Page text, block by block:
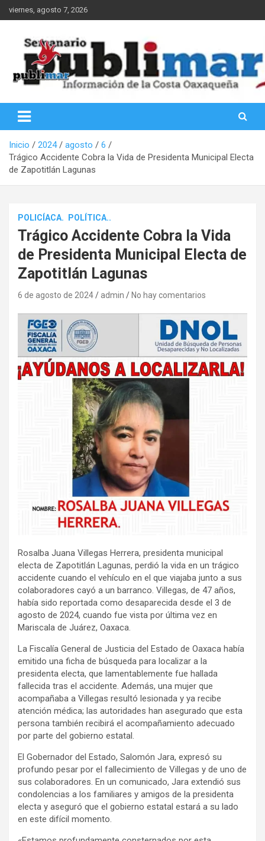
Saltar
al
viernes, agosto 7, 2026
PubliMar
Inicio 2024 agosto
6
Trágico Accidente Cobra la Vida de Presidenta Municipal Electa
de Zapotitlán Lagunas
POLICÍACA. POLÍTICA..
Trágico Accidente Cobra la Vida
de Presidenta Municipal Electa de
Zapotitlán Lagunas
6 de agosto de 2024 admin No hay comentarios
Rosalba Juana Villegas Herrera, presidenta municipal
electa de Zapotitlán Lagunas, perdió la vida en un trágico
accidente cuando el vehículo en el que viajaba junto a sus
colaboradores cayó a un barranco. Villegas, de 47 años,
había sido reportada como desaparecida desde el 3 de
agosto de 2024, cuando fue vista por última vez en
Mariscala de Juárez, Oaxaca.
La Fiscalía General de Justicia del Estado de Oaxaca había
emitido una ficha de búsqueda para localizar a la
presidenta electa, que lamentablemente fue hallada
fallecida tras el accidente. Además, una mujer que
acompañaba a Villegas resultó lesionada y ya recibe
atención médica; las autoridades han asegurado que esta
persona también recibirá el acompañamiento adecuado
por parte del gobierno estatal.
El Gobernador del Estado, Salomón Jara, expresó su
profundo pesar por el fallecimiento de Villegas y de uno de
sus colaboradores. En un comunicado, Jara extendió sus
condolencias a los familiares y amigos de la presidenta
electa y aseguró que el gobierno estatal estará a su lado
en este difícil momento.